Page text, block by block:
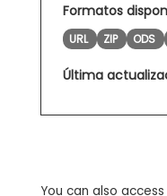
Formatos
URL ZIP ODS
Última
You can also